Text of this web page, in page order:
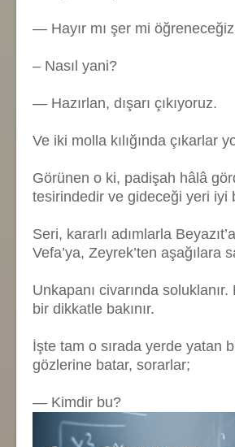
— Hayır mı şer mi
– Nasıl yani?
— Hazırlan, dışarı çıkıyoruz.
Ve iki molla kılığında çıkarlar
Görünen o ki, padişah hâlâ
tesirindedir ve gideceği yeri iyi
Seri, kararlı adımlarla
Vefa’ya, Zeyrek’ten aşağılara
Unkapanı civarında soluklanır.
bir dikkatle bakınır.
İşte tam o sırada yerde yatan
gözlerine batar, sorarlar;
— Kimdir bu?